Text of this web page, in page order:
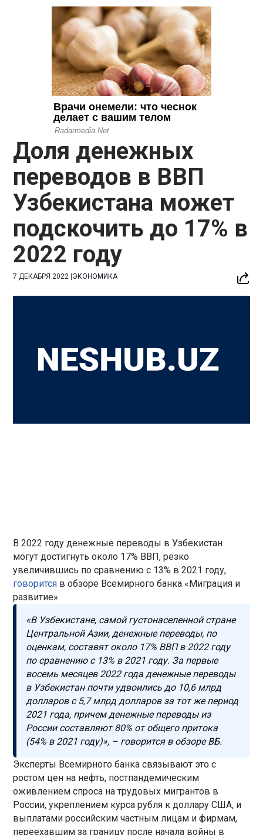
Доля денежных
переводов в ВВП
Узбекистана может
подскочить до 17% в
2022 году
7 ДЕКАБРЯ 2022 |ЭКОНОМИКА
В 2022 году денежные переводы в Узбекистан
могут достигнуть около 17% ВВП, резко
увеличившись по сравнению с 13% в 2021 году,
говорится в обзоре Всемирного банка «Миграция и
развитие».
«В Узбекистане, самой густонаселенной стране
Центральной Азии, денежные переводы, по
оценкам, составят около 17% ВВП в 2022 году
по сравнению с 13% в 2021 году. За первые
восемь месяцев 2022 года денежные переводы
в Узбекистан почти удвоились до 10,6 млрд
долларов с 5,7 млрд долларов за тот же период
2021 года, причем денежные переводы из
России составляют 80% от общего притока
(54% в 2021 году)», – говорится в обзоре ВБ.
Эксперты Всемирного банка связывают это с
ростом цен на нефть, постпандемическим
оживлением спроса на трудовых мигрантов в
России, укреплением курса рубля к доллару США, и
выплатами российским частным лицам и фирмам,
переехавшим за границу после начала войны в